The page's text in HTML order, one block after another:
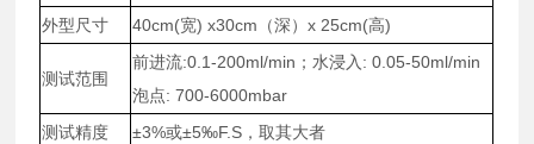
外型尺寸 40cm(宽) x30cm（深）x 25cm(高)
测试范围
前进流:0.1-200ml/min；水浸入: 0.05-50ml/min
泡点: 700-6000mbar
测试精度
±3%或±5‰F.S，取其大者